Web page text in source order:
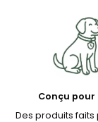
Conçu pour
Des produits